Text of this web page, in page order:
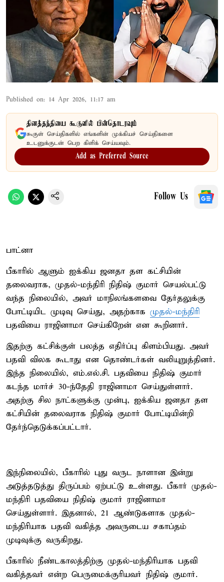
Published on: 14 Apr 2026, 11:17 am
தினத்தந்தியை கூகுளில் பின்தொடரவும்
கூகுள் செய்திகளில் எங்களின் முக்கியச் செய்திகளை
உடனுக்குடன் பெற கிளிக் செய்யவும்.
Add as Preferred Source
Follow Us
பாட்னா
பீகாரில் ஆளும் ஐக்கிய ஜனதா தள கட்சியின்
தலைவராக, முதல்-மந்திரி நிதிஷ் குமார் செயல்பட்டு
வந்த நிலையில், அவர் மாநிலங்களவை தேர்தலுக்கு
போட்டியிட முடிவு செய்து, அதற்காக முதல்-மந்திரி
பதவியை ராஜினாமா செய்கிறேன் என கூறினார்.
இதற்கு கட்சிக்குள் பலத்த எதிர்ப்பு கிளம்பியது. அவர்
பதவி விலக கூடாது என தொண்டர்கள் வலியுறுத்தினர்.
இந்த நிலையில், எம்.எல்.சி. பதவியை நிதிஷ் குமார்
கடந்த மார்ச் 30-ந்தேதி ராஜினாமா செய்துள்ளார்.
அதற்கு சில நாட்களுக்கு முன்பு, ஐக்கிய ஜனதா தள
கட்சியின் தலைவராக நிதிஷ் குமார் போட்டியின்றி
தேர்ந்தெடுக்கப்பட்டார்.
இந்நிலையில், பீகாரில் புது வருட நாளான இன்று
அடுத்தடுத்து திருப்பம் ஏற்பட்டு உள்ளது. பீகார் முதல்-
மந்திரி பதவியை நிதிஷ் குமார் ராஜினாமா
செய்துள்ளார். இதனால், 21 ஆண்டுகளாக முதல்-
மந்திரியாக பதவி வகித்த அவருடைய சகாப்தம்
முடிவுக்கு வருகிறது.
பீகாரில் நீண்டகாலத்திற்கு முதல்-மந்திரியாக பதவி
வகித்தவர் என்ற பெருமைக்குரியவர் நிதிஷ் குமார்.